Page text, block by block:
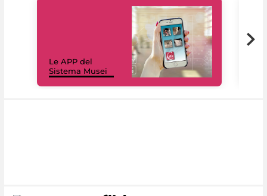
Le APP del
Sistema Musei